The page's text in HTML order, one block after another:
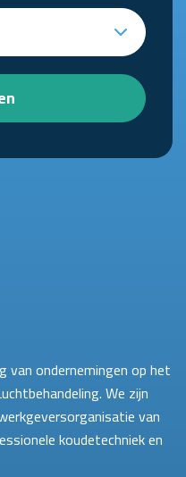
van ondernemingen op het
We zijn
van
koudetechniek en